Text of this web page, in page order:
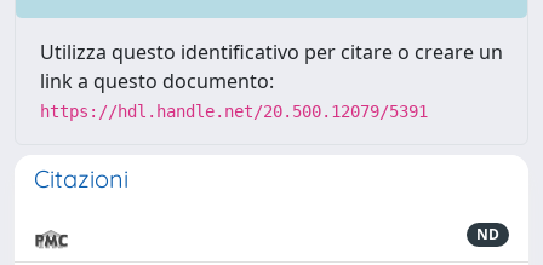
Utilizza questo identificativo per citare o creare un
link a questo documento:
https://hdl.handle.net/20.500.12079/5391
Citazioni
ND